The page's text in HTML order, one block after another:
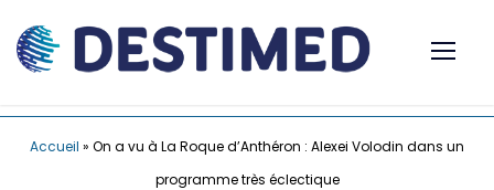
Accueil » On a vu à La Roque d’Anthéron : Alexei Volodin dans un
programme très éclectique